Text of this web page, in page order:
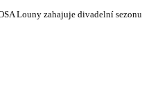
Louny zahajuje divadelní sezonu.